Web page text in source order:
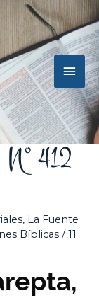
412
, La Fuente
Bíblicas /11